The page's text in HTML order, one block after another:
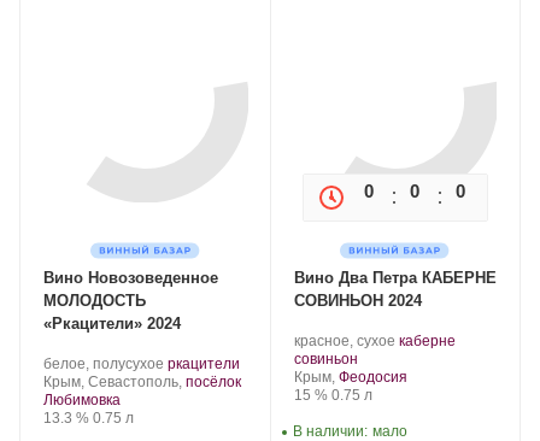
Вино Новозоведенное
МОЛОДОСТЬ
«Ркацители» 2024
Производитель:
Новозаведенное.
белое, полусухое .
Сорт
ркацители
Регион:
Крым, Севастополь, посёлок
Любимовка
Крепость
13.3 %. Объем
0.75 л
0 0 0
Вино Два Петра КАБЕРНЕ
СОВИНЬОН 2024
Производитель:
Два
Петра.
красное, сухое .
винограда:
каберне
совиньон.
Регион:
Крым, Феодосия
Крепость
15 %. Объем
0.75 л
В наличии: мало